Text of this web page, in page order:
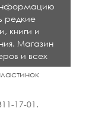
редкие
книги и
Магазин
и всех
17-01 .